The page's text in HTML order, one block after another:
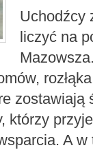
Uchodźcy
liczyć na
zostawiają
którzy
A w